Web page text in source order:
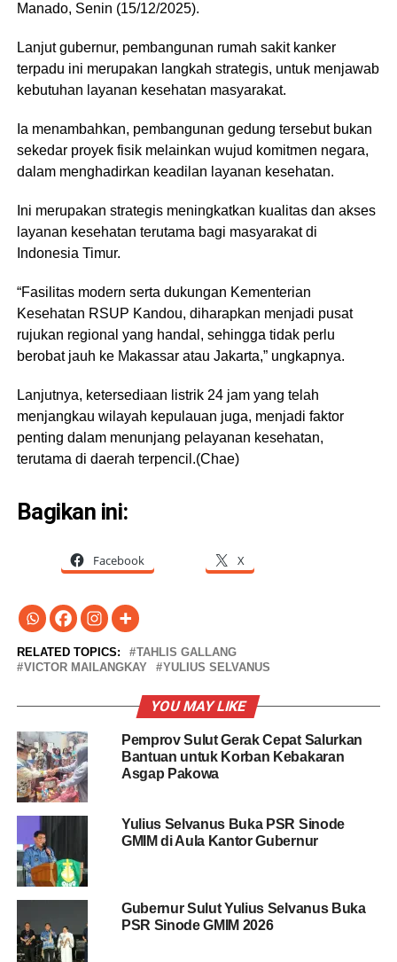
Manado, Senin (15/12/2025).
Lanjut gubernur, pembangunan rumah sakit kanker
terpadu ini merupakan langkah strategis, untuk menjawab
kebutuhan layanan kesehatan masyarakat.
Ia menambahkan, pembangunan gedung tersebut bukan
sekedar proyek fisik melainkan wujud komitmen negara,
dalam menghadirkan keadilan layanan kesehatan.
Ini merupakan strategis meningkatkan kualitas dan akses
layanan kesehatan terutama bagi masyarakat di
Indonesia Timur.
“Fasilitas modern serta dukungan Kementerian
Kesehatan RSUP Kandou, diharapkan menjadi pusat
rujukan regional yang handal, sehingga tidak perlu
berobat jauh ke Makassar atau Jakarta,” ungkapnya.
Lanjutnya, ketersediaan listrik 24 jam yang telah
menjangkau wilayah kepulauan juga, menjadi faktor
penting dalam menunjang pelayanan kesehatan,
terutama di daerah terpencil.(Chae)
Bagikan ini:
Facebook X
RELATED TOPICS:
TAHLIS GALLANG
VICTOR MAILANGKAY
YULIUS SELVANUS
YOU MAY LIKE
Pemprov Sulut Gerak Cepat Salurkan
Bantuan untuk Korban Kebakaran
Asgap Pakowa
Yulius Selvanus Buka PSR Sinode
GMIM di Aula Kantor Gubernur
Gubernur Sulut Yulius Selvanus Buka
PSR Sinode GMIM 2026